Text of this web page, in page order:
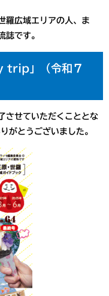
羅広域エリアの人、ま
誌です。
trip」（令和７
させていただくこととな
がとうございました。